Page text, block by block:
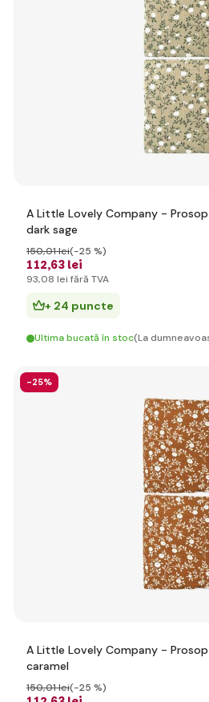
A Little Lovely Company -
dark sage
112,63 lei
150,01 lei(-25 %)
93,08 lei fără TVA
+ 24 puncte
Ultima bucată în stoc(La
-25%
A Little Lovely Company -
caramel
150,01 lei(-25 %)